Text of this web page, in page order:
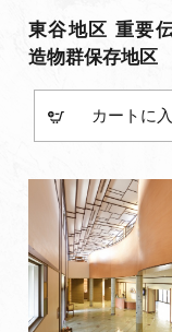
東谷地区 重要
造物群保存地区
カート